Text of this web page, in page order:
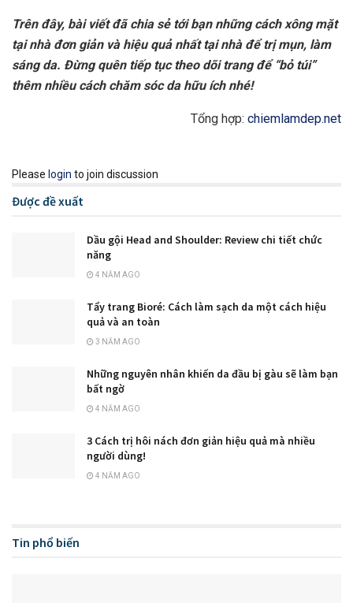
Trên đây, bài viết đã chia sẻ tới bạn những cách xông mặt
tại nhà đơn giản và hiệu quả nhất tại nhà để trị mụn, làm
sáng da. Đừng quên tiếp tục theo dõi trang để “bỏ túi”
thêm nhiều cách chăm sóc da hữu ích nhé!
Tổng hợp: chiemlamdep.net
Please login to join discussion
Được đề xuất
Dầu gội Head and Shoulder: Review chi tiết chức
năng
4 NĂM AGO
Tẩy trang Bioré: Cách làm sạch da một cách hiệu
quả và an toàn
3 NĂM AGO
Những nguyên nhân khiến da đầu bị gàu sẽ làm bạn
bất ngờ
4 NĂM AGO
3 Cách trị hôi nách đơn giản hiệu quả mà nhiều
người dùng!
4 NĂM AGO
Tin phổ biến